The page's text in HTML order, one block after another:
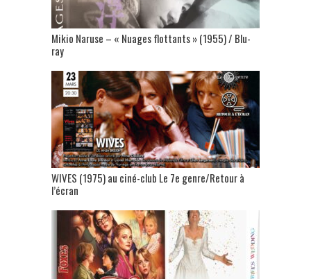
Mikio Naruse – « Nuages flottants » (1955) / Blu-
ray
WIVES (1975) au ciné-club Le 7e genre/Retour à
l’écran